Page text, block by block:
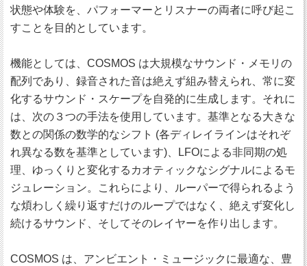
状態や体験を、パフォーマーとリスナーの両者に呼び起こ
すことを目的としています。
機能としては、COSMOS は大規模なサウンド・メモリの
配列であり、録音された音は絶えず組み替えられ、常に変
化するサウンド・スケープを自発的に生成します。それに
は、次の３つの手法を使用しています。基準となる大きな
数との関係の数学的なシフト (各ディレイラインはそれぞ
れ異なる数を基準としています)、LFOによる非同期の処
理、ゆっくりと変化するカオティックなシグナルによるモ
ジュレーション。これらにより、ルーパーで得られるよう
な煩わしく繰り返すだけのループではなく、絶えず変化し
続けるサウンド、そしてそのレイヤーを作り出します。
COSMOS は、アンビエント・ミュージックに最適な、豊